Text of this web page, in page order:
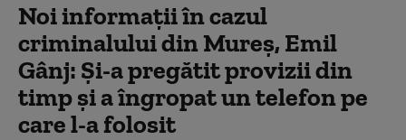
Noi informații în cazul
criminalului din Mureș, Emil
Gânj: Și-a pregătit provizii din
timp şi a îngropat un telefon pe
care l-a folosit